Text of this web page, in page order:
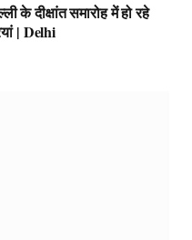
के दीक्षांत समारोह में हो रहे
| Delhi